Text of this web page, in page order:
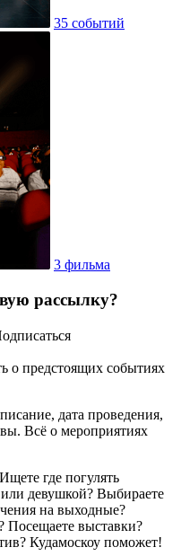
35 событий
3 фильма
рассылку?
о предстоящих событиях
дата проведения,
Всё о мероприятиях
где погулять
девушкой? Выбираете
на выходные?
Посещаете выставки?
Кудамоскоу поможет!